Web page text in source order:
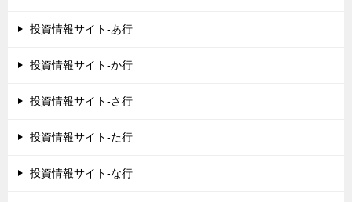
投資情報サイト-あ行
投資情報サイト-か行
投資情報サイト-さ行
投資情報サイト-た行
投資情報サイト-な行